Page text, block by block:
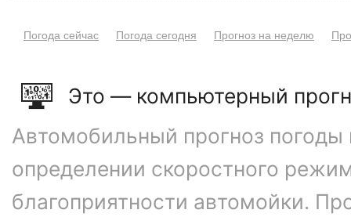
Погода сейчас Погода сегодня Прогноз на неделю
Это — компьютерный
Автомобильный прогноз погоды
определении скоростного
благоприятности автомойки.